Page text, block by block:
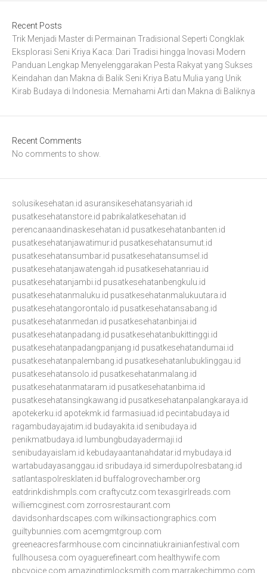
Recent Posts
Trik Menjadi Master di Permainan Tradisional Seperti Congklak
Eksplorasi Seni Kriya Kaca: Dari Tradisi hingga Inovasi Modern
Panduan Lengkap Menyelenggarakan Pesta Rakyat yang Sukses
Keindahan dan Makna di Balik Seni Kriya Batu Mulia yang Unik
Kirab Budaya di Indonesia: Memahami Arti dan Makna di Baliknya
Recent Comments
No comments to show.
solusikesehatan.id asuransikesehatansyariah.id
pusatkesehatanstore.id pabrikalatkesehatan.id
perencanaandinaskesehatan.id pusatkesehatanbanten.id
pusatkesehatanjawatimur.id pusatkesehatansumut.id
pusatkesehatansumbar.id pusatkesehatansumsel.id
pusatkesehatanjawatengah.id pusatkesehatanriau.id
pusatkesehatanjambi.id pusatkesehatanbengkulu.id
pusatkesehatanmaluku.id pusatkesehatanmalukuutara.id
pusatkesehatangorontalo.id pusatkesehatansabang.id
pusatkesehatanmedan.id pusatkesehatanbinjai.id
pusatkesehatanpadang.id pusatkesehatanbukittinggi.id
pusatkesehatanpadangpanjang.id pusatkesehatandumai.id
pusatkesehatanpalembang.id pusatkesehatanlubuklinggau.id
pusatkesehatansolo.id pusatkesehatanmalang.id
pusatkesehatanmataram.id pusatkesehatanbima.id
pusatkesehatansingkawang.id pusatkesehatanpalangkaraya.id
apotekerku.id apotekmk.id farmasiuad.id pecintabudaya.id
ragambudayajatim.id budayakita.id senibudaya.id
penikmatbudaya.id lumbungbudayadermaji.id
senibudayaislam.id kebudayaantanahdatar.id mybudaya.id
wartabudayasanggau.id sribudaya.id simerdupolresbatang.id
satlantaspolresklaten.id buffalogrovechamber.org
eatdrinkdishmpls.com craftycutz.com texasgirlreads.com
williemcginest.com zorrosrestaurant.com
davidsonhardscapes.com wilkinsactiongraphics.com
guiltybunnies.com acemgmtgroup.com
greeneacresfarmhouse.com cincinnatiukrainianfestival.com
fullhousesa.com oyaguerefineart.com healthywife.com
pbcvoice.com amazingtimlocksmith.com marrakechimmo.com